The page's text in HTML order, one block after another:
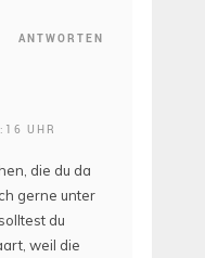
ANTWORTEN
UHR
die du da
gerne unter
du
weil die